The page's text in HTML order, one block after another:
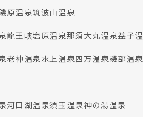
原温泉筑波山温泉
龍王峡塩原温泉那須大丸温泉益子
老神温泉水上温泉四万温泉磯部温
河口湖温泉須玉温泉神の湯温泉